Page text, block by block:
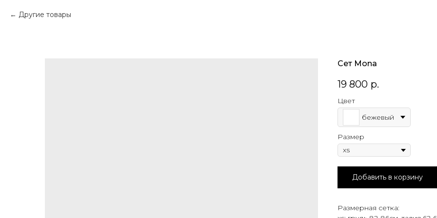
Другие товары
Сет Mona
19 800 р.
Цвет
бежевый
Размер
Добавить в корзину
Размерная сетка: